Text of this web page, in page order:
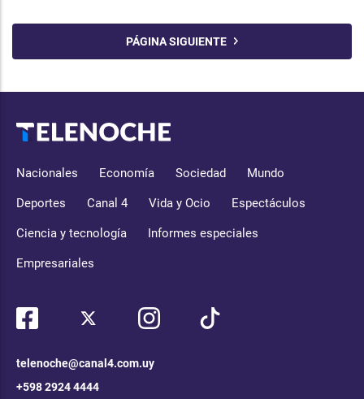
PÁGINA SIGUIENTE
Nacionales Economía Sociedad Mundo
Deportes Canal 4 Vida y Ocio Espectáculos
Ciencia y tecnología Informes especiales
Empresariales
telenoche@canal4.com.uy
+598 2924 4444